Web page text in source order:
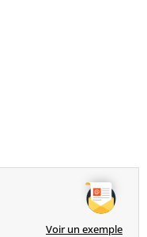
Voir un exemple